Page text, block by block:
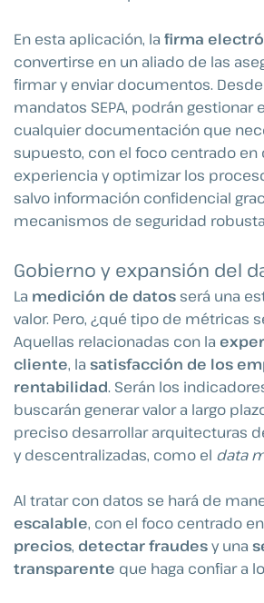
En esta aplicación, la firma
convertirse en un aliado de las
firmar y enviar documentos.
mandatos SEPA, podrán gestionar
cualquier documentación que
supuesto, con el foco centrado en
experiencia y optimizar los
salvo información confidencial
mecanismos de seguridad
Gobierno y expansión del
La medición de datos será una
valor. Pero, ¿qué tipo de métricas
Aquellas relacionadas con la
cliente, la satisfacción de los
rentabilidad. Serán los
buscarán generar valor a largo
preciso desarrollar arquitecturas
y descentralizadas, como el data
Al tratar con datos se hará de
escalable, con el foco centrado en
precios, detectar fraudesy una
transparente que haga confiar a